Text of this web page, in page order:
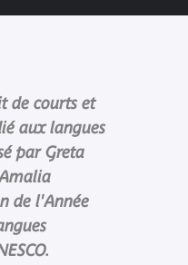
de courts et
aux langues
par Greta
de l'Année